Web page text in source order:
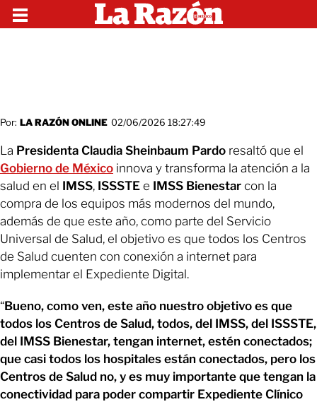
Por: LA RAZÓN ONLINE 02/06/2026 18:27:49
La Presidenta Claudia Sheinbaum Pardo resaltó que el
Gobierno de México innova y transforma la atención a la
salud en el IMSS, ISSSTE e IMSS Bienestar con la
compra de los equipos más modernos del mundo,
además de que este año, como parte del Servicio
Universal de Salud, el objetivo es que todos los Centros
de Salud cuenten con conexión a internet para
implementar el Expediente Digital.
“Bueno, como ven, este año nuestro objetivo es que
todos los Centros de Salud, todos, del IMSS, del ISSSTE,
del IMSS Bienestar, tengan internet, estén conectados;
que casi todos los hospitales están conectados, pero los
Centros de Salud no, y es muy importante que tengan la
conectividad para poder compartir Expediente Clínico